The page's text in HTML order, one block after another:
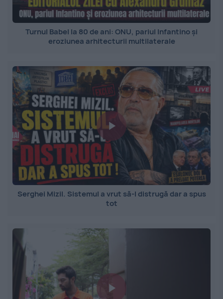
Turnul Babel la 80 de ani: ONU, pariul Infantino și
eroziunea arhitecturii multilaterale
Serghei Mizil. Sistemul a vrut să-l distrugă dar a spus
tot